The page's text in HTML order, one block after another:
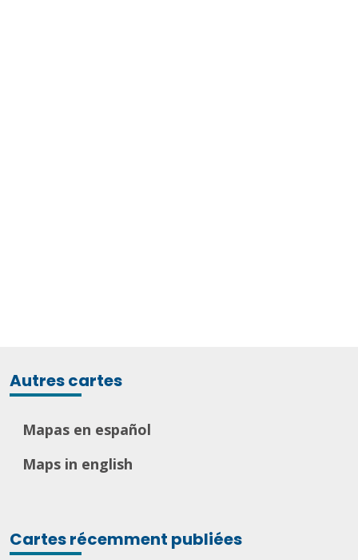
Autres cartes
Mapas en español
Maps in english
Cartes récemment publiées